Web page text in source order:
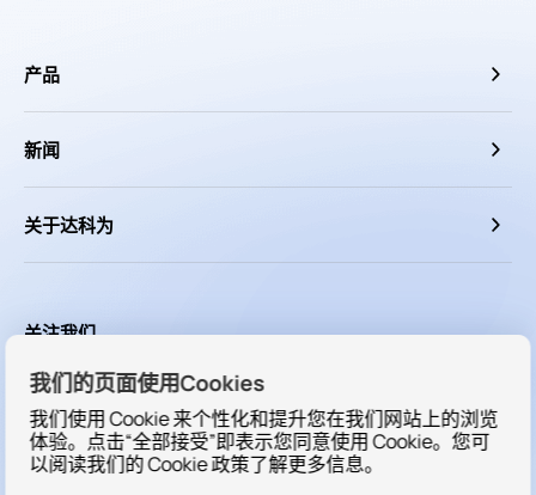
产品
新闻
关于达科为
关注我们
我们的页面使用Cookies
我们使用 Cookie 来个性化和提升您在我们网站上的浏览
体验。点击“全部接受”即表示您同意使用 Cookie。您可
以阅读我们的Cookie政策了解更多信息。